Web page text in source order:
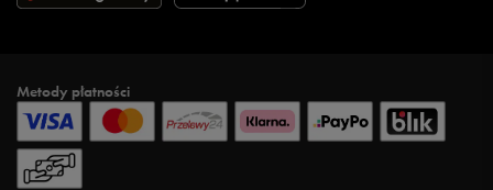
Metody płatności